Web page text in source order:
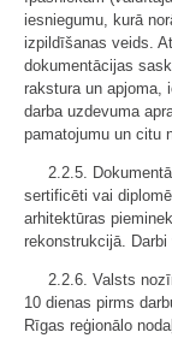
iesniegumu, kurā
izpildīšanas veids.
dokumentācijas
rakstura un apjoma,
darba uzdevuma
pamatojumu un citu
2.2.5.
sertificēti vai
arhitektūras
rekonstrukcijā.
2.2.6. Valsts
10 dienas pirms
Rīgas reģionālo